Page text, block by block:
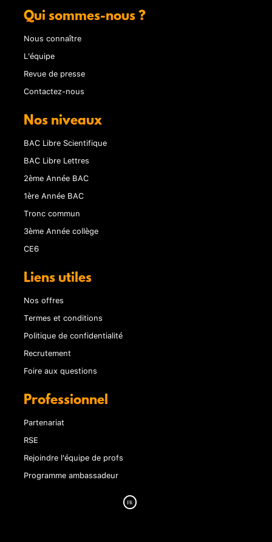
Qui sommes-nous ?
Nous connaître
L'équipe
Revue de presse
Contactez-nous
Nos niveaux
BAC Libre Scientifique
BAC Libre Lettres
2ème Année BAC
1ère Année BAC
Tronc commun
3ème Année collège
CE6
Liens utiles
Nos offres
Termes et conditions
Politique de confidentialité
Recrutement
Foire aux questions
Professionnel
Partenariat
RSE
Rejoindre l'équipe de profs
Programme ambassadeur